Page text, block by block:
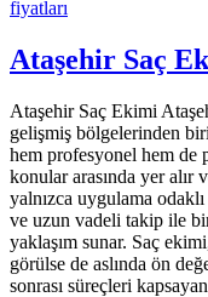
fiyatları
Ataşehir Saç
Ataşehir Saç Ekimi
gelişmiş bölgelerinden
hem profesyonel hem de
konular arasında yer alır
yalnızca uygulama
ve uzun vadeli takip ile
yaklaşım sunar. Saç
görülse de aslında ön
sonrası süreçleri